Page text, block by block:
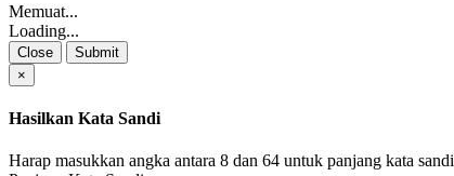
Memuat...
Loading...
Close
Submit
×
Hasilkan Kata Sandi
Harap masukkan angka antara 8 dan 64 untuk panjang kata sandi